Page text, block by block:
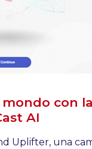
con
AI
Uplifter, una